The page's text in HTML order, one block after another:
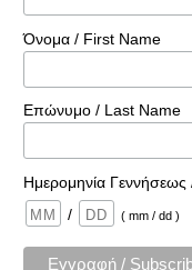
Όνομα / First Name
Επώνυμο / Last Name
Ημερομηνία
/
( mm / dd )